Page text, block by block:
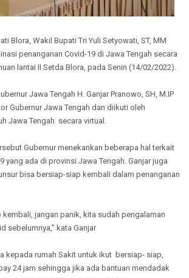
Blora, Wakil Bupati Tri Yuli Setyowati, ST, MM
penanganan Covid-19 di Jawa Tengah secara
lantai II Setda Blora, pada Senin (14/02/2022).
Jawa Tengah H. Ganjar Pranowo, SH, M.IP
Gubernur Jawa Tengah dan diikuti oleh
Jawa Tengah secara virtual.
Gubernur menekankan beberapa hal terkait
yang ada di provinsi Jawa Tengah. Ganjar juga
bisa bersiap-siap kembali dalam penanganan
kembali, jangan panik, kita sudah pengalaman
sebelumnya,” kata Ganjar
kepada rumah Sakit untuk ikut bersiap- siap,
24 jam sehingga jika ada bantuan mendadak